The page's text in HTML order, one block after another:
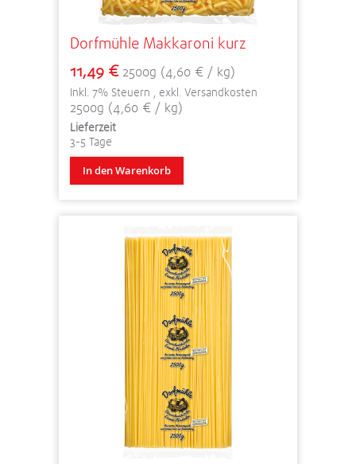
Dorfmühle Makkaroni kurz
11,49 € 2500g (4,60 € / kg)
Inkl. 7% Steuern exkl. Versandkosten
2500g (4,60 € / kg)
Lieferzeit
3-5 Tage
In den Warenkorb